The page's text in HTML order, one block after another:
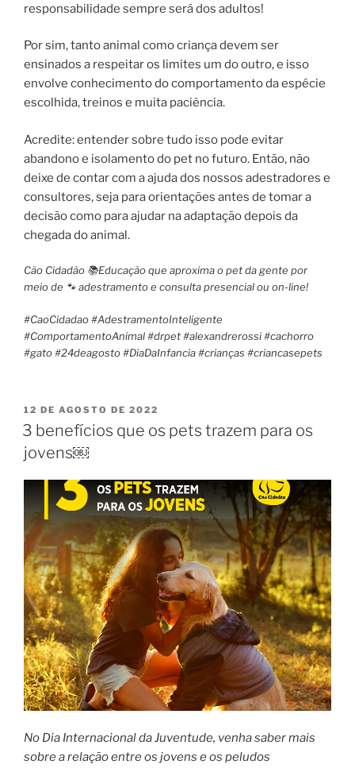
responsabilidade sempre será dos adultos!
Por sim, tanto animal como criança devem ser
ensinados a respeitar os limites um do outro, e isso
envolve conhecimento do comportamento da espécie
escolhida, treinos e muita paciência.
Acredite: entender sobre tudo isso pode evitar
abandono e isolamento do pet no futuro. Então, não
deixe de contar com a ajuda dos nossos adestradores e
consultores, seja para orientações antes de tomar a
decisão como para ajudar na adaptação depois da
chegada do animal.
Cão Cidadão 📚Educação que aproxima o pet da gente por
meio de 🐾 adestramento e consulta presencial ou on-line!
#CaoCidadao #AdestramentoInteligente
#ComportamentoAnimal #drpet #alexandrerossi #cachorro
#gato #24deagosto #DiaDaInfancia #crianças #criancasepets
12 DE AGOSTO DE 2022
3 benefícios que os pets trazem para os
jovens￼
No Dia Internacional da Juventude, venha saber mais
sobre a relação entre os jovens e os peludos